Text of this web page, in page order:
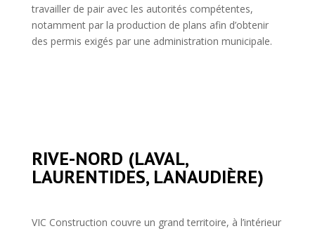
travailler de pair avec les autorités compétentes,
notamment par la production de plans afin d’obtenir
des permis exigés par une administration municipale.
RIVE-NORD (LAVAL,
LAURENTIDES, LANAUDIÈRE)
VIC Construction couvre un grand territoire, à l’intérieur